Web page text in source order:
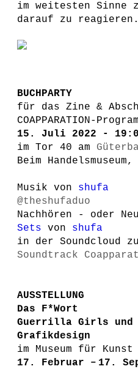
im weitesten Sinne
darauf zu reagieren.
BUCHPARTY
für das Zine &
COAPPARATION-
15. Juli 2022 -
im Tor 40 am
Beim
Musik von shufa
@theshufaduo
Nachhören - oder
Sets von shufa
in der Soundcloud
Soundtrack
AUSSTELLUNG
Das F*Wort
Guerrilla Girls und
Grafikdesign
im Museum für Kunst
17. Februar – 17.